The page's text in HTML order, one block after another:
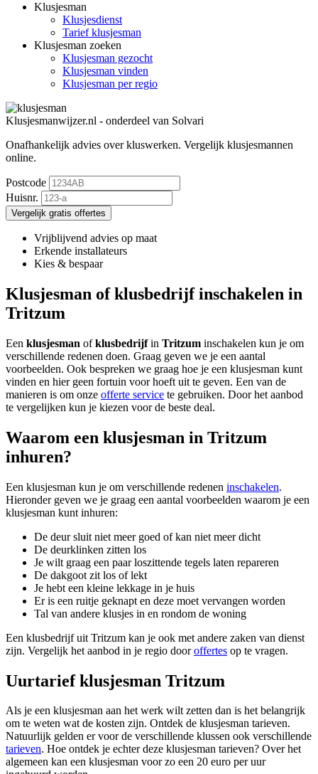
Klusjesman
Klusjesdienst
Tarief klusjesman
Klusjesman zoeken
Klusjesman gezocht
Klusjesman vinden
Klusjesman per regio
Klusjesmanwijzer.nl - onderdeel van Solvari
Onafhankelijk advies over kluswerken. Vergelijk klusjesmannen
online.
Postcode
Huisnr.
Vergelijk gratis offertes
Vrijblijvend advies op maat
Erkende installateurs
Kies & bespaar
Klusjesman of klusbedrijf inschakelen in
Tritzum
Een klusjesman ofklusbedrijfin Tritzum inschakelen kun je om
verschillende redenen doen. Graag geven we je een aantal
voorbeelden. Ook bespreken we graag hoe je een klusjesman kunt
vinden en hier geen fortuin voor hoeft uit te geven. Een van de
manieren is om onze offerte service te gebruiken. Door het aanbod
te vergelijken kun je kiezen voor de beste deal.
Waarom een klusjesman in Tritzum
inhuren?
Een klusjesman kun je om verschillende redenen inschakelen.
Hieronder geven we je graag een aantal voorbeelden waarom je een
klusjesman kunt inhuren:
De deur sluit niet meer goed of kan niet meer dicht
De deurklinken zitten los
Je wilt graag een paar loszittende tegels laten repareren
De dakgoot zit los of lekt
Je hebt een kleine lekkage in je huis
Er is een ruitje geknapt en deze moet vervangen worden
Tal van andere klusjes in en rondom de woning
Een klusbedrijf uit Tritzum kan je ook met andere zaken van dienst
zijn. Vergelijk het aanbod in je regio dooroffertes op te vragen.
Uurtarief klusjesman Tritzum
Als je een klusjesman aan het werk wilt zetten dan is het belangrijk
om te weten wat de kosten zijn. Ontdek de klusjesman tarieven.
Natuurlijk gelden er voor de verschillende klussen ook verschillende
tarieven. Hoe ontdek je echter deze klusjesman tarieven? Over het
algemeen kan een klusjesman voor zo een 20 euro per uur